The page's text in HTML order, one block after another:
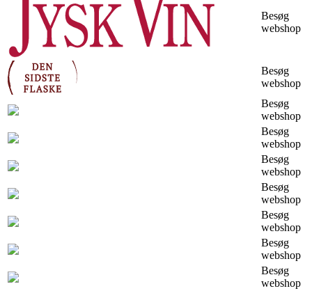
Besøg
webshop
Besøg
webshop
Besøg
webshop
Besøg
webshop
Besøg
webshop
Besøg
webshop
Besøg
webshop
Besøg
webshop
Besøg
webshop